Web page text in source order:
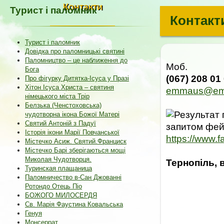
Контакти
Моб.
(067) 208 01
https://
Тернопіль,
Турист і паломник
Турист і паломник
Довідка про паломницькі святині
Паломництво – це наближення до
Бога
Про фігурку Дитятка-Ісуса у Празі
Хітон Ісуса Христа – святиня
німецького міста Трір
Белзька (Ченстоховська)
чудотворна ікона Божої Матері
Святий Антоній з Падуї
Історія ікони Марії Повчанської
Містечко Асиж. Святий.Франциск
Містечко Барі зберігаються мощі
Миколая Чудотворця.
Туринская плащаница
Паломничество в-Сан Джованні
Ротондо Отець Піо
БОЖОГО МИЛОСЕРДЯ
Св. Марія Фаустина Ковальська
Генуя
Монсеррат